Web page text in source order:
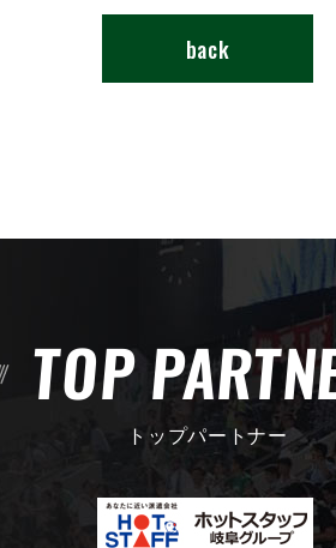
back
TOP
トップパートナー